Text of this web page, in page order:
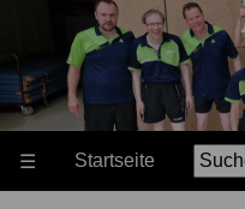
☰ Startseite